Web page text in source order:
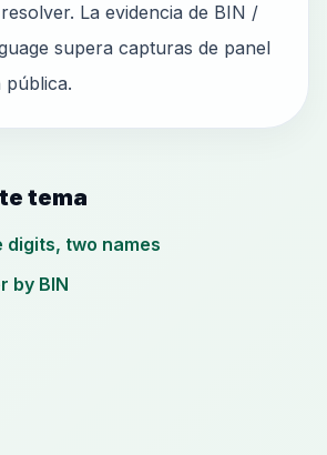
La evidencia de BIN /
supera capturas de panel
pública.
tema
digits, two names
by BIN